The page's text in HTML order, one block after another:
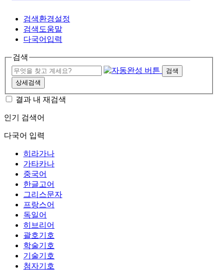
검색환경설정
검색도움말
다국어입력
검색
검색
상세검색
결과 내 재검색
인기 검색어
다국어 입력
히라가나
가타카나
중국어
한글고어
그리스문자
프랑스어
독일어
히브리어
괄호기호
학술기호
기술기호
첨자기호